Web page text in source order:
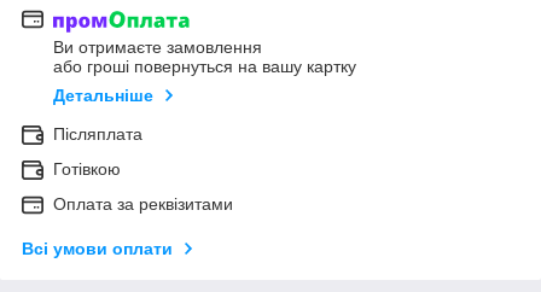
Ви отримаєте замовлення
або гроші повернуться на вашу картку
Детальніше
Післяплата
Готівкою
Оплата за реквізитами
Всі умови оплати